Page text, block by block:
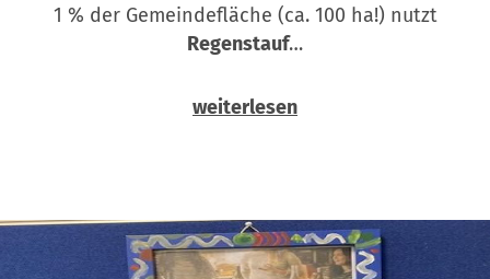
1 % der Gemeindefläche (ca. 100 ha!) nutzt
Regenstauf…
weiterlesen